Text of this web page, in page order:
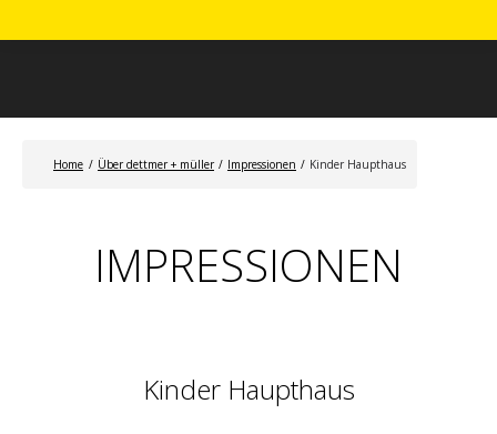
Home / Über dettmer + müller / Impressionen / Kinder Haupthaus
IMPRESSIONEN
Kinder Haupthaus